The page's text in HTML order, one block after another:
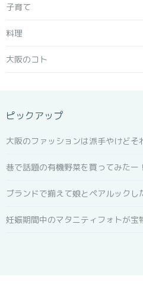
子育て
料理
大阪のコト
ピックアップ
大阪のファッションは派手やけどそ
巷で話題の有機野菜を買ってみたー！
ブランドで揃えて娘とペアルックし
妊娠期間中のマタニティフォトが宝